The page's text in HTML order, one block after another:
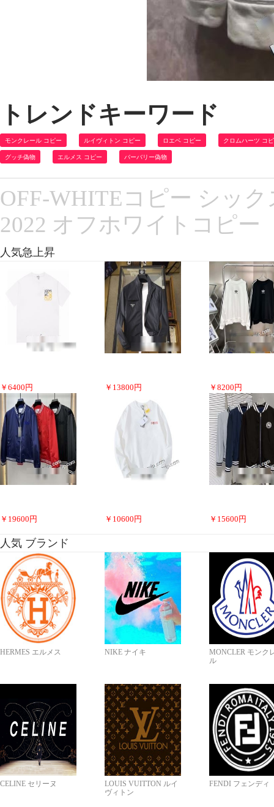
トレンドキーワード
モンクレール コピー ルイヴィトン コピー ロエベ コピー クロムハーツ コ
グッチ偽物 エルメス コピー バーバリー偽物
OFF-WHITEコピー シッ
2022 オフホワイトコピー
人気急上昇
￥ 6400 円 ￥ 13800 円 ￥ 8200 円
￥ 19600 円 ￥ 10600 円 ￥ 15600 円
人気 ブランド
HERMES エルメス NIKE ナイキ
MONCLER モンク
ル
CELINE セリーヌ
LOUIS VUITTON ルイ
ヴィトン
FENDI フェンディ